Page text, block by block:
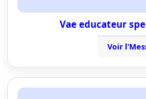
Vae educateur
Voir